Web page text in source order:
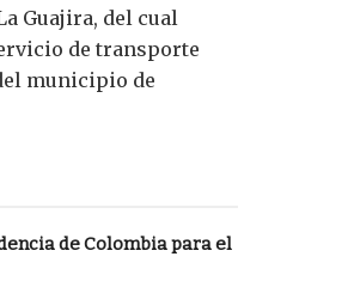
Guajira, del cual
de transporte
municipio de
de Colombia para el